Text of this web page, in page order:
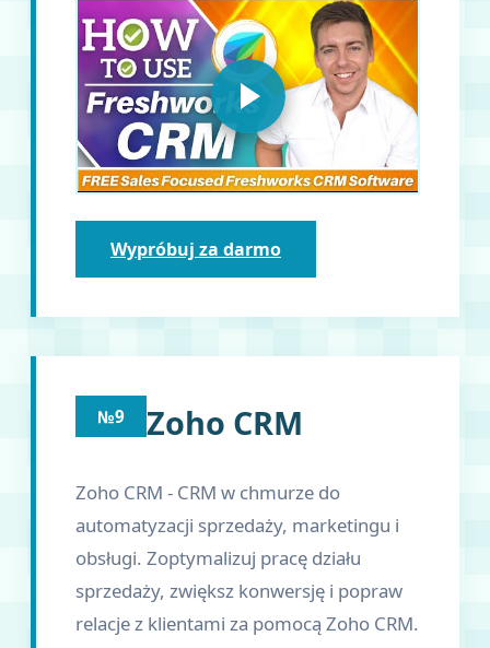
Wypróbuj za darmo
№9 Zoho CRM
Zoho CRM - CRM w chmurze do
automatyzacji sprzedaży, marketingu i
obsługi. Zoptymalizuj pracę działu
sprzedaży, zwiększ konwersję i popraw
relacje z klientami za pomocą Zoho CRM.